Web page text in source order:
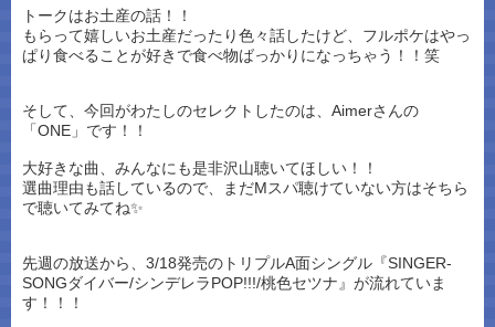
トークはお土産の話！！
もらって嬉しいお土産だったり色々話したけど、フルポケはやっ
ぱり食べることが好きで食べ物ばっかりになっちゃう！！笑
そして、今回がわたしのセレクトしたのは、Aimerさんの
「ONE」です！！
大好きな曲、みんなにも是非沢山聴いてほしい！！
選曲理由も話しているので、まだMスパ聴けていない方はそちら
で聴いてみてね✨
先週の放送から、3/18発売のトリプルA面シングル『SINGER-
SONGダイバー/シンデレラPOP!!!/桃色セツナ』が流れていま
す！！！